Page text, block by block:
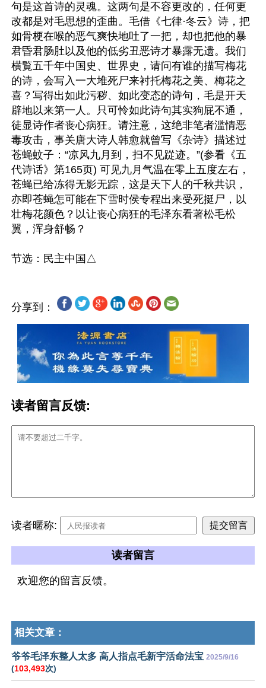
句是这首诗的灵魂。这两句是不容更改的，任何更
改都是对毛思想的歪曲。毛借《七律·冬云》诗，把
如骨梗在喉的恶气爽快地吐了一把，却也把他的暴
君昏君肠肚以及他的低劣丑恶诗才暴露无遗。我们
横覧五千年中国史、世界史，请问有谁的描写梅花
的诗，会写入一大堆死尸来衬托梅花之美、梅花之
喜？写得出如此污秽、如此变态的诗句，毛是开天
辟地以来第一人。只可怜如此诗句其实狗屁不通，
徒显诗作者丧心病狂。请注意，这绝非笔者滥情恶
毒攻击，事关唐大诗人韩愈就曾写《杂诗》描述过
苍蝇蚊子：“凉风九月到，扫不见踨迹。”(参看《五
代诗话》第165页) 可见九月气温在零上五度左右，
苍蝇已给冻得无影无踪，这是天下人的千秋共识，
亦即苍蝇怎可能在下雪时侯专程出来受死挺尸，以
壮梅花颜色？以让丧心病狂的毛泽东看著松毛松
翼，浑身舒畅？
分享到：
读者留言反馈:
读者暱称:
读者留言
欢迎您的留言反馈。
相关文章：
爷爷毛泽东整人太多 高人指点毛新宇活命法宝 2025/9/16
(103,493次)